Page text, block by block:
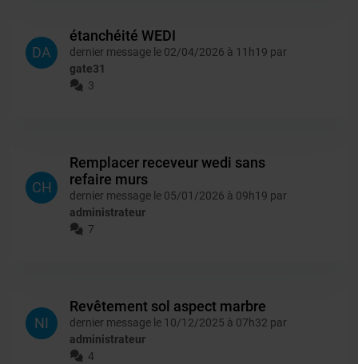
DA
étanchéité WEDI
dernier message le 02/04/2026 à 11h19 par
gate31
3
CH
Remplacer receveur wedi sans
refaire murs
dernier message le 05/01/2026 à 09h19 par
administrateur
7
NI
Revêtement sol aspect marbre
dernier message le 10/12/2025 à 07h32 par
administrateur
4